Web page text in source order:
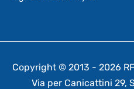
Copyright © 2013 - 2026
Via per Canicattini 29,